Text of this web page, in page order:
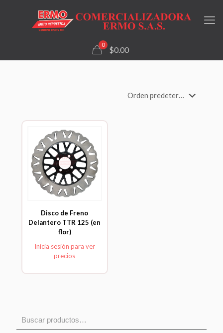
0
$0.00
Disco de Freno
Delantero TTR 125 (en
flor)
Inicia sesión para ver
precios